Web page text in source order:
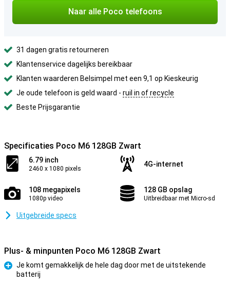
Naar alle Poco telefoons
31 dagen gratis retourneren
Klantenservice dagelijks bereikbaar
Klanten waarderen Belsimpel met een 9,1 op Kieskeurig
Je oude telefoon is geld waard - ruil in of recycle
Beste Prijsgarantie
Specificaties Poco M6 128GB Zwart
6.79 inch
2460 x 1080 pixels
4G-internet
108 megapixels
1080p video
128 GB opslag
Uitbreidbaar met Micro-sd
Uitgebreide specs
Plus- & minpunten Poco M6 128GB Zwart
Pluspunt
Je komt gemakkelijk de hele dag door met de uitstekende
batterij